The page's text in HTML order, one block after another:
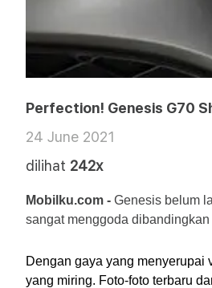
Perfection! Genesis G70
24 June 2021
dilihat 242x
Mobilku.com - Genesis belum
sangat menggoda
Dengan gaya yang menyerupai
yang miring. Foto-foto terbaru